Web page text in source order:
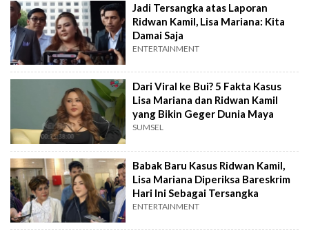
Jadi Tersangka atas Laporan
Ridwan Kamil, Lisa Mariana: Kita
Damai Saja
ENTERTAINMENT
Dari Viral ke Bui? 5 Fakta Kasus
Lisa Mariana dan Ridwan Kamil
yang Bikin Geger Dunia Maya
SUMSEL
Babak Baru Kasus Ridwan Kamil,
Lisa Mariana Diperiksa Bareskrim
Hari Ini Sebagai Tersangka
ENTERTAINMENT